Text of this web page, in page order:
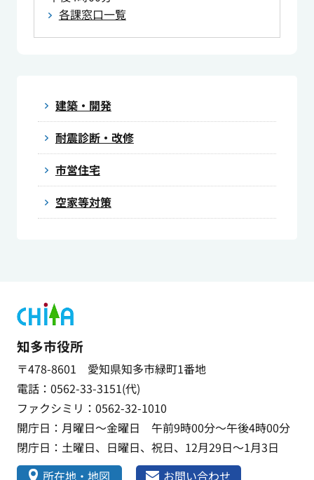
各課窓口一覧
建築・開発
耐震診断・改修
市営住宅
空家等対策
知多市役所
〒478-8601 愛知県知多市緑町1番地
電話：0562-33-3151(代)
ファクシミリ：0562-32-1010
開庁日：月曜日～金曜日 午前9時00分～午後4時00分
閉庁日：土曜日、日曜日、祝日、12月29日～1月3日
所在地・地図
お問い合わせ